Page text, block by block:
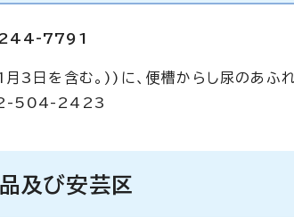
244-7791
日を含む。))に、便槽からし尿のあふ
504-2423
及び安芸区